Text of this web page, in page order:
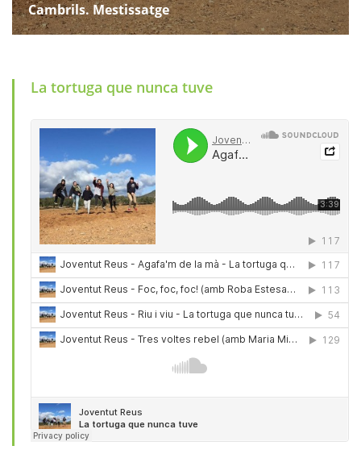
LA TORTUGA QUE
Cambrils. Mestissatge
La tortuga que nunca tuve